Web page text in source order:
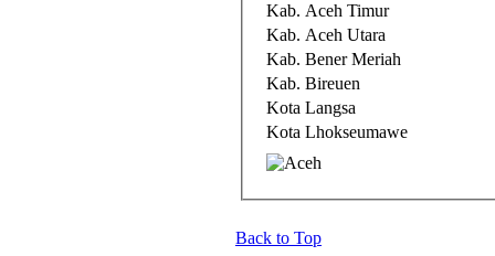
Kab. Aceh Timur
Kab. Aceh Utara
Kab. Bener Meriah
Kab. Bireuen
Kota Langsa
Kota Lhokseumawe
Back to Top